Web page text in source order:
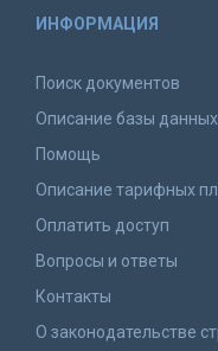
ИНФОРМАЦИЯ
Поиск документов
Описание базы данных
Помощь
Описание тарифных
Оплатить доступ
Вопросы и ответы
Контакты
О законодательстве